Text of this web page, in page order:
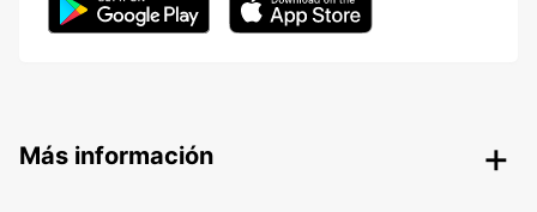
Más información